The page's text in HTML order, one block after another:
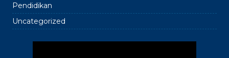
Pendidikan
Uncategorized